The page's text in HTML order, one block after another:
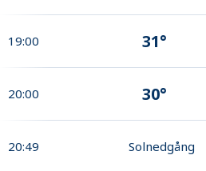
19:00 31°
20:00 30°
20:49 Solnedgång